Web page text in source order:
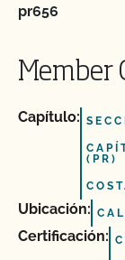
pr656
Member
Capítulo:
(PR)
Ubicación:
Certificación: